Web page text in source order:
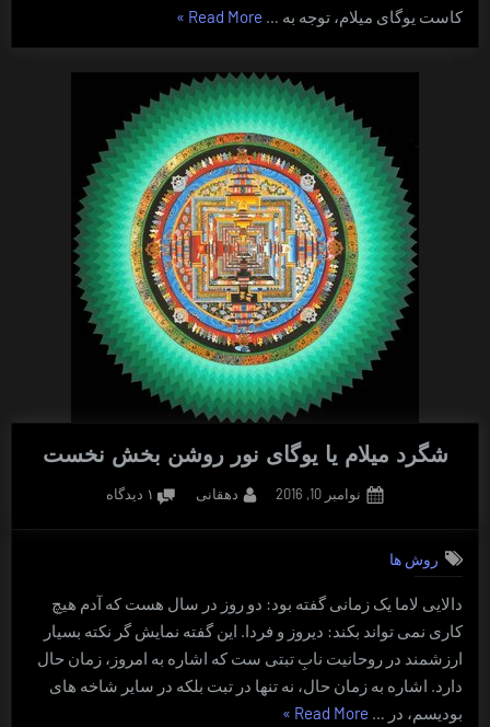
کاست یوگای میلام، توجه به … Read More “شگرد
یا
یوگای
نور
روشن
بخش
دوم”
»
شگرد میلام یا یوگای نور روشن بخش نخست
Posted
نوامبر 10, 2016 By
دهقانی ۱ دیدگاه
برای
نور
روشن
بخش
نخست
روش ها
دالایی لاما یک زمانی گفته بود: دو روز در سال هست که آدم هیچ
کاری نمی تواند بکند: دیروز و فردا. این گفته نمایش گر نکته بسیار
ارزشمند در روحانیت نابِ تبتی ست که اشاره به امروز، زمان حال
دارد. اشاره به زمان حال، نه تنها در تبت بلکه در سایر شاخه های
بودیسم، در … Read More “شگرد
»